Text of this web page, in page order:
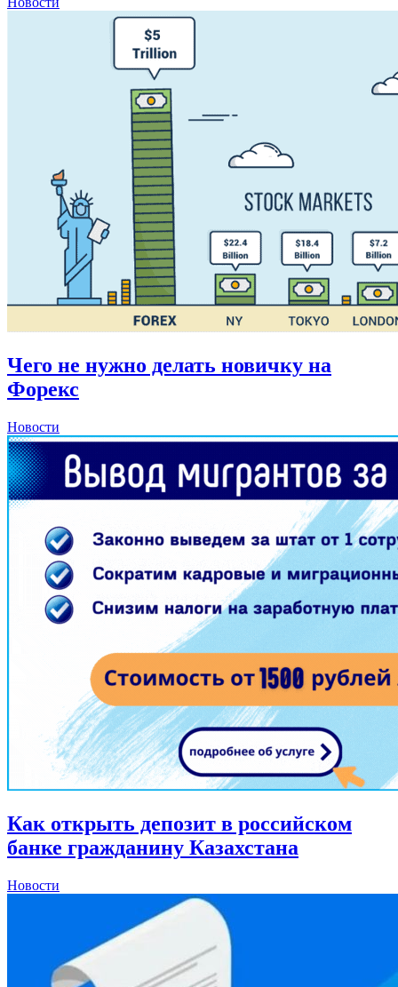
Чего не нужно делать новичку на
Форекс
Новости
Как открыть депозит в российском
банке гражданину Казахстана
Новости